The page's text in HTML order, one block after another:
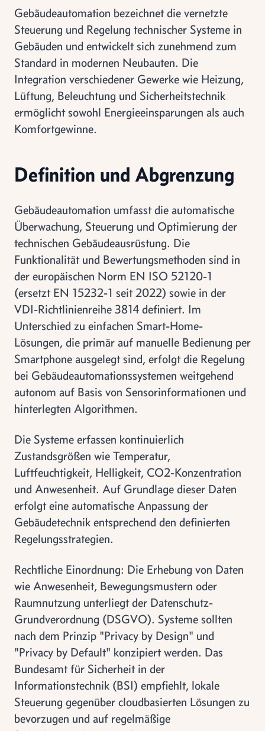
Gebäudeautomation bezeichnet die vernetzte
Steuerung und Regelung technischer Systeme in
Gebäuden und entwickelt sich zunehmend zum
Standard in modernen Neubauten. Die
Integration verschiedener Gewerke wie Heizung,
Lüftung, Beleuchtung und Sicherheitstechnik
ermöglicht sowohl Energieeinsparungen als auch
Komfortgewinne.
Definition und Abgrenzung
Gebäudeautomation umfasst die automatische
Überwachung, Steuerung und Optimierung der
technischen Gebäudeausrüstung. Die
Funktionalität und Bewertungsmethoden sind in
der europäischen Norm EN ISO 52120-1
(ersetzt EN 15232-1 seit 2022) sowie in der
VDI-Richtlinienreihe 3814 definiert. Im
Unterschied zu einfachen Smart-Home-
Lösungen, die primär auf manuelle Bedienung per
Smartphone ausgelegt sind, erfolgt die Regelung
bei Gebäudeautomationssystemen weitgehend
autonom auf Basis von Sensorinformationen und
hinterlegten Algorithmen.
Die Systeme erfassen kontinuierlich
Zustandsgrößen wie Temperatur,
Luftfeuchtigkeit, Helligkeit, CO2-Konzentration
und Anwesenheit. Auf Grundlage dieser Daten
erfolgt eine automatische Anpassung der
Gebäudetechnik entsprechend den definierten
Regelungsstrategien.
Rechtliche Einordnung: Die Erhebung von Daten
wie Anwesenheit, Bewegungsmustern oder
Raumnutzung unterliegt der Datenschutz-
Grundverordnung (DSGVO). Systeme sollten
nach dem Prinzip "Privacy by Design" und
"Privacy by Default" konzipiert werden. Das
Bundesamt für Sicherheit in der
Informationstechnik (BSI) empfiehlt, lokale
Steuerung gegenüber cloudbasierten Lösungen zu
bevorzugen und auf regelmäßige